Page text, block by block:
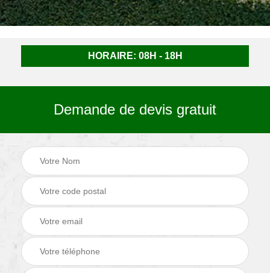
HORAIRE: 08H - 18H
Demande de devis gratuit